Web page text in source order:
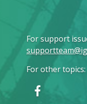
For support
For other topics: